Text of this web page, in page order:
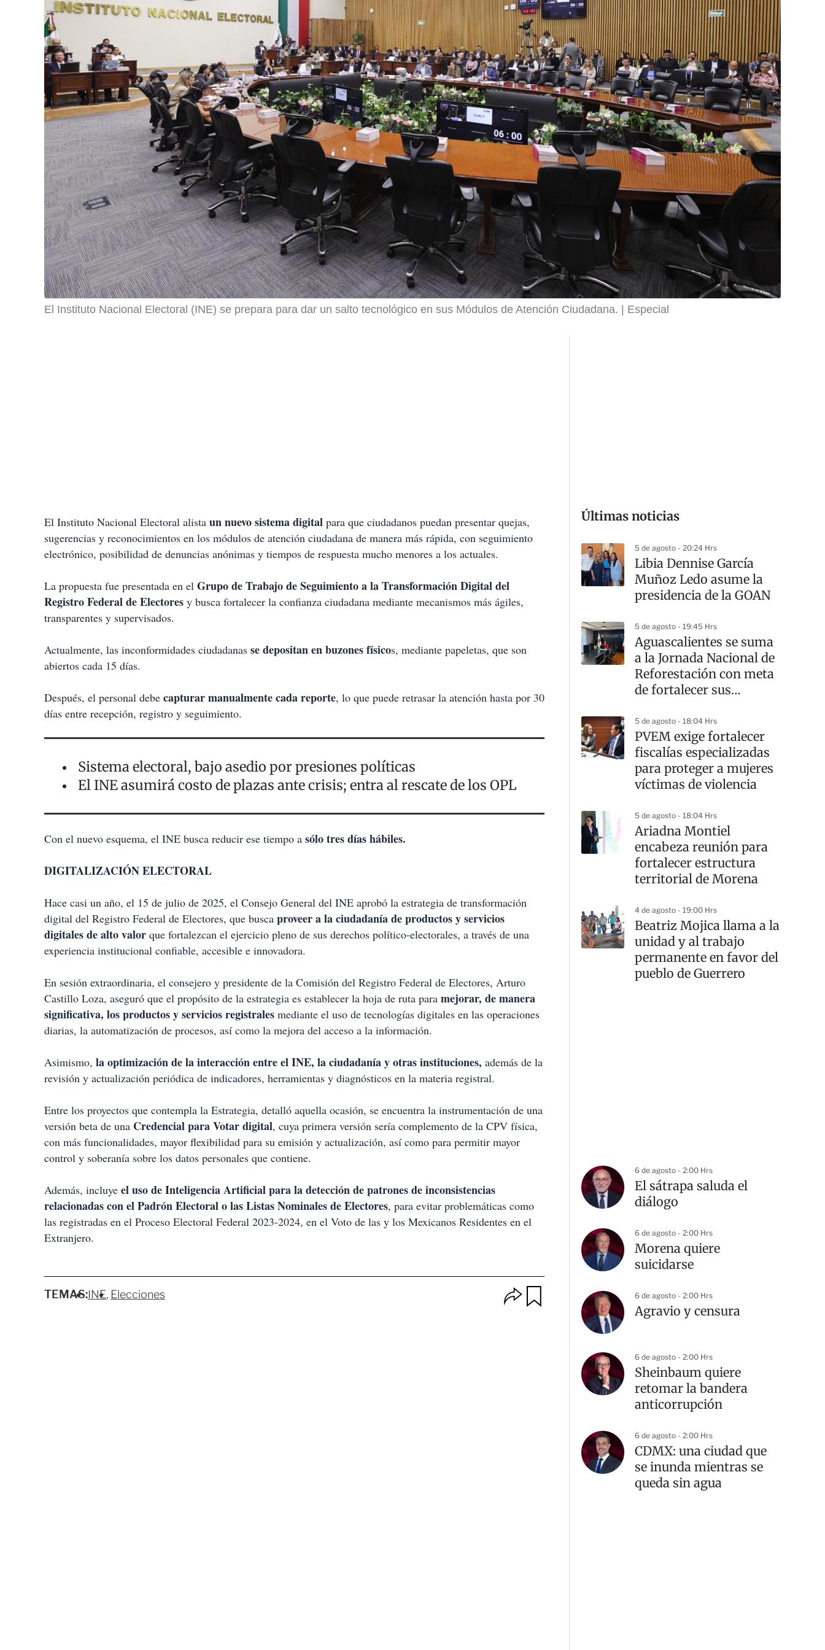
El Instituto Nacional Electoral (INE) se prepara para dar un salto tecnológico en sus Módulos de Atención Ciudadana. Especial
El Instituto Nacional Electoral alista un nuevo sistema digital para que ciudadanos puedan presentar quejas,
sugerencias y reconocimientos en los módulos de atención ciudadana de manera más rápida, con seguimiento
electrónico, posibilidad de denuncias anónimas y tiempos de respuesta mucho menores a los actuales.
La propuesta fue presentada en el Grupo de Trabajo de Seguimiento a la Transformación Digital del
Registro Federal de Electores y busca fortalecer la confianza ciudadana mediante mecanismos más ágiles,
transparentes y supervisados.
Actualmente, las inconformidades ciudadanas se depositan en buzones físicos, mediante papeletas, que son
abiertos cada 15 días.
Después, el personal debe capturar manualmente cada reporte, lo que puede retrasar la atención hasta por 30
días entre recepción, registro y seguimiento.
Sistema electoral, bajo asedio por presiones políticas
El INE asumirá costo de plazas ante crisis; entra al rescate de los OPL
Con el nuevo esquema, el INE busca reducir ese tiempo a sólo tres días hábiles.
DIGITALIZACIÓN ELECTORAL
Hace casi un año, el 15 de julio de 2025, el Consejo General del INE aprobó la estrategia de transformación
digital del Registro Federal de Electores, que busca proveer a la ciudadanía de productos y servicios
digitales de alto valor que fortalezcan el ejercicio pleno de sus derechos político-electorales, a través de una
experiencia institucional confiable, accesible e innovadora.
En sesión extraordinaria, el consejero y presidente de la Comisión del Registro Federal de Electores, Arturo
Castillo Loza, aseguró que el propósito de la estrategia es establecer la hoja de ruta para mejorar, de manera
significativa, los productos y servicios registrales mediante el uso de tecnologías digitales en las operaciones
diarias, la automatización de procesos, así como la mejora del acceso a la información.
Asimismo, la optimización de la interacción entre el INE, la ciudadanía y otras instituciones, además de la
revisión y actualización periódica de indicadores, herramientas y diagnósticos en la materia registral.
Entre los proyectos que contempla la Estrategia, detalló aquella ocasión, se encuentra la instrumentación de una
versión beta de una Credencial para Votar digital, cuya primera versión sería complemento de la CPV física,
con más funcionalidades, mayor flexibilidad para su emisión y actualización, así como para permitir mayor
control y soberanía sobre los datos personales que contiene.
Además, incluye el uso de Inteligencia Artificial para la detección de patrones de inconsistencias
relacionadas con el Padrón Electoral o las Listas Nominales de Electores, para evitar problemáticas como
las registradas en el Proceso Electoral Federal 2023-2024, en el Voto de las y los Mexicanos Residentes en el
Extranjero.
TEMAS:INE Elecciones
p
Últimas noticias
5 de agosto - 20:24 Hrs
Libia Dennise García
Muñoz Ledo asume la
presidencia de la GOAN
5 de agosto - 19:45 Hrs
Aguascalientes se suma
a la Jornada Nacional de
Reforestación con meta
de fortalecer sus
5 de agosto - 18:04 Hrs
PVEM exige fortalecer
fiscalías especializadas
para proteger a mujeres
víctimas de violencia
5 de agosto - 18:04 Hrs
Ariadna Montiel
encabeza reunión para
fortalecer estructura
territorial de Morena
4 de agosto - 19:00 Hrs
Beatriz Mojica llama a la
unidad y al trabajo
permanente en favor del
pueblo de Guerrero
6 de agosto - 2:00 Hrs
El sátrapa saluda el
diálogo
6 de agosto - 2:00 Hrs
Morena quiere
suicidarse
6 de agosto - 2:00 Hrs
Agravio y censura
6 de agosto - 2:00 Hrs
Sheinbaum quiere
retomar la bandera
anticorrupción
6 de agosto - 2:00 Hrs
CDMX: una ciudad que
se inunda mientras se
queda sin agua